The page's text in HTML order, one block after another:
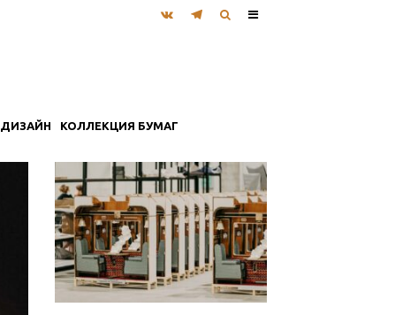
ДИЗАЙН КОЛЛЕКЦИЯ БУМАГ